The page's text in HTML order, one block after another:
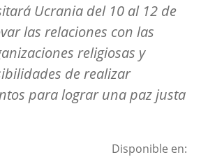
Ucrania del 10 al 12 de
las relaciones con las
religiosas y
de realizar
para lograr una paz justa
Disponible en: